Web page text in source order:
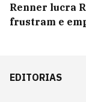
Renner lucra
frustram e
EDITORIAS